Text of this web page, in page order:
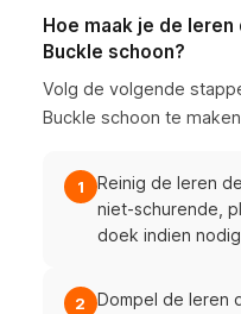
Hoe maak je de
Buckle schoon?
Volg de volgende
Buckle schoon te
1
Reinig de leren
niet-schurende,
doek indien
2
Dompel de leren